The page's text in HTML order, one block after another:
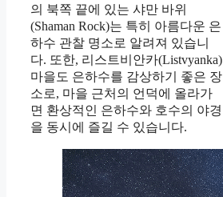
의 북쪽 끝에 있는 샤만 바위
(Shaman Rock)는 특히 아름다운 은
하수 관찰 명소로 알려져 있습니
다. 또한, 리스트비안카(Listvyanka)
마을도 은하수를 감상하기 좋은 장
소로, 마을 근처의 언덕에 올라가
면 환상적인 은하수와 호수의 야경
을 동시에 즐길 수 있습니다.